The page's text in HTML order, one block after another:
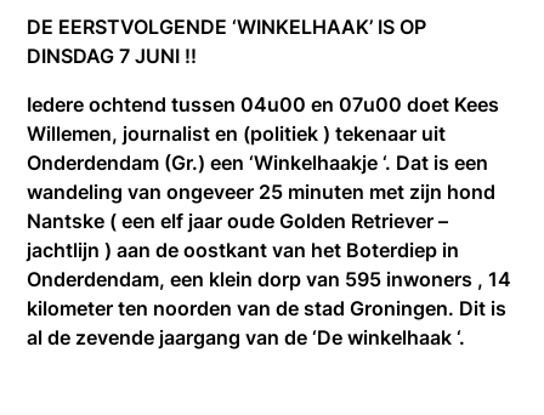
DE EERSTVOLGENDE ‘WINKELHAAK’ IS OP
DINSDAG 7 JUNI !!
Iedere ochtend tussen 04u00 en 07u00 doet Kees
Willemen, journalist en (politiek ) tekenaar uit
Onderdendam (Gr.) een ‘Winkelhaakje ‘. Dat is een
wandeling van ongeveer 25 minuten met zijn hond
Nantske ( een elf jaar oude Golden Retriever –
jachtlijn ) aan de oostkant van het Boterdiep in
Onderdendam, een klein dorp van 595 inwoners , 14
kilometer ten noorden van de stad Groningen. Dit is
al de zevende jaargang van de ‘De winkelhaak ‘.